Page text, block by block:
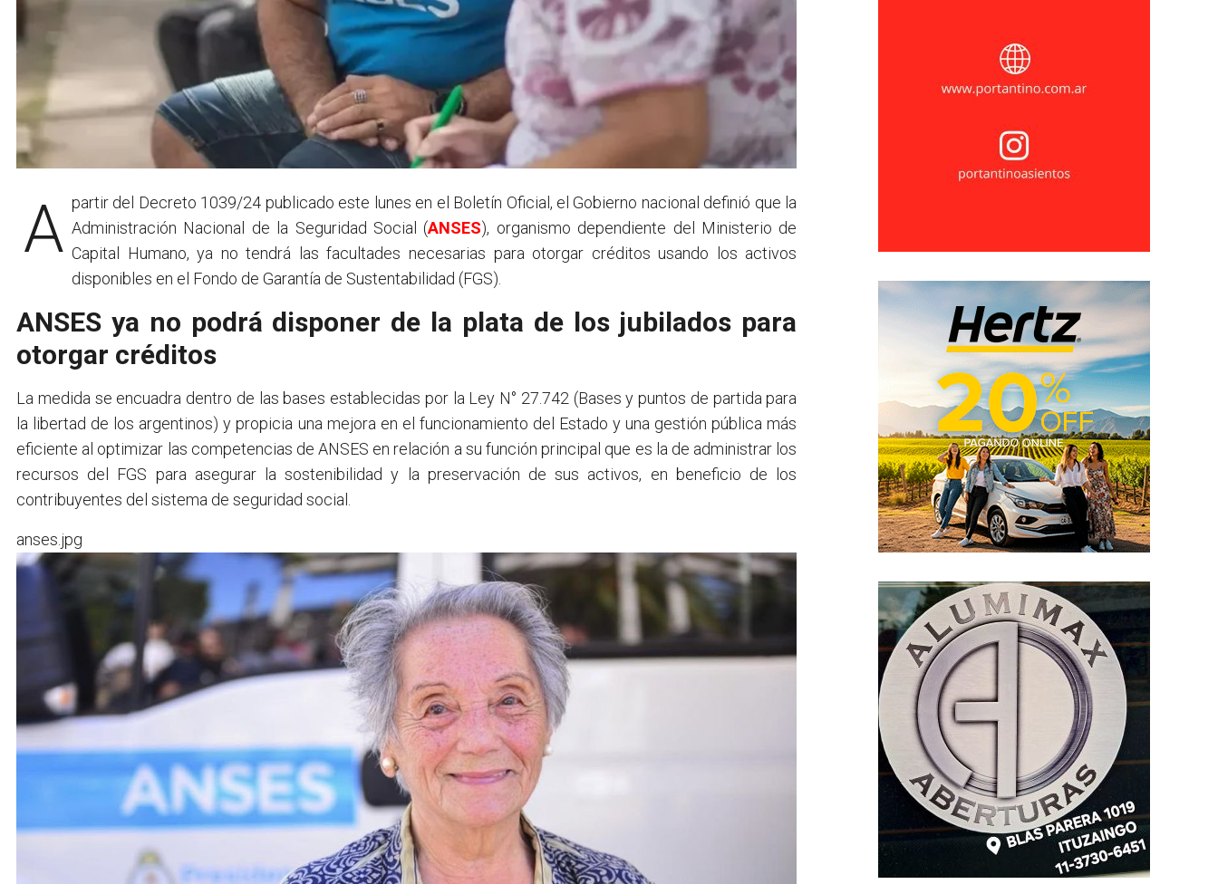
A partir del Decreto 1039/24 publicado este lunes en el Boletín Oficial, el Gobierno nacional definió que la Administración Nacional de la Seguridad Social (ANSES), organismo dependiente del Ministerio de
Capital Humano, ya no tendrá las facultades necesarias para otorgar créditos usando los activos
disponibles en el Fondo de Garantía de Sustentabilidad (FGS).
ANSES ya no podrá disponer de la plata de los jubilados para
otorgar créditos
La medida se encuadra dentro de las bases establecidas por la Ley N° 27.742 (Bases y puntos de partida para
la libertad de los argentinos) y propicia una mejora en el funcionamiento del Estado y una gestión pública más
eficiente al optimizar las competencias de ANSES en relación a su función principal que es la de administrar los
recursos del FGS para asegurar la sostenibilidad y la preservación de sus activos, en beneficio de los
contribuyentes del sistema de seguridad social.
anses.jpg